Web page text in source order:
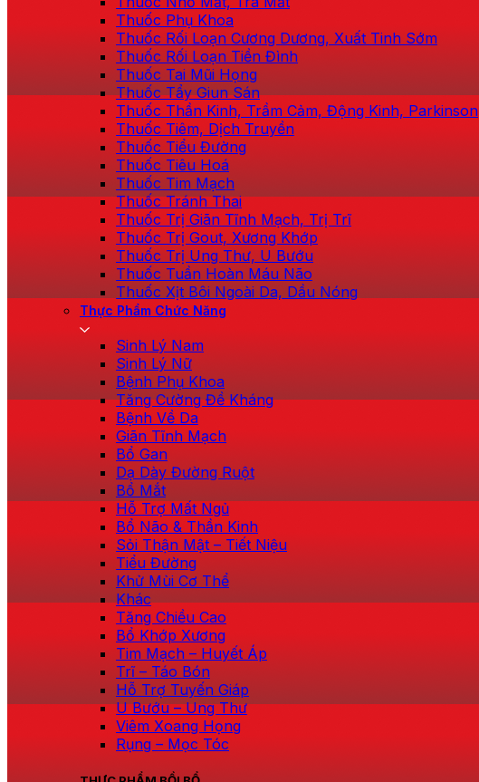
Thuốc Phụ Khoa
Thuốc Rối Loạn Cương Dương, Xuất Tinh Sớm
Thuốc Rối Loạn Tiền Đình
Thuốc Tai Mũi Họng
Thuốc Tẩy Giun Sán
Thuốc Thần Kinh, Trầm Cảm, Động Kinh, Parkinson
Thuốc Tiêm, Dịch Truyền
Thuốc Tiểu Đường
Thuốc Tiêu Hoá
Thuốc Tim Mạch
Thuốc Tránh Thai
Thuốc Trị Giãn Tĩnh Mạch, Trị Trĩ
Thuốc Trị Gout, Xương Khớp
Thuốc Trị Ung Thư, U Bướu
Thuốc Tuần Hoàn Máu Não
Thuốc Xịt Bôi Ngoài Da, Dầu Nóng
Thực Phẩm Chức Năng
Sinh Lý Nam
Sinh Lý Nữ
Bệnh Phụ Khoa
Tăng Cường Đề Kháng
Bệnh Về Da
Giãn Tĩnh Mạch
Bổ Gan
Dạ Dày Đường Ruột
Bổ Mắt
Hỗ Trợ Mất Ngủ
Bổ Não & Thần Kinh
Sỏi Thận Mật – Tiết Niệu
Tiểu Đường
Khử Mùi Cơ Thể
Khác
Tăng Chiều Cao
Bổ Khớp Xương
Tim Mạch – Huyết Áp
Trĩ – Táo Bón
Hỗ Trợ Tuyến Giáp
U Bướu – Ung Thư
Viêm Xoang Họng
Rụng – Mọc Tóc